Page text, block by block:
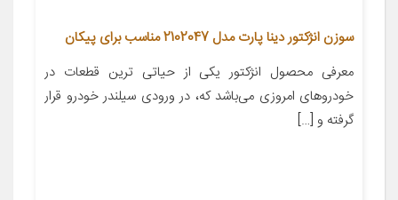
سوزن انژکتور دینا پارت مدل 2102047 مناسب برای پیکان
معرفی محصول انژکتور یکی از حیاتی ترین قطعات در
خودروهای امروزی می‌باشد که، در ورودی سیلندر خودرو قرار
گرفته و […]